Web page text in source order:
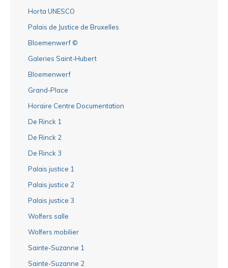
Horta UNESCO
Palais de Justice de Bruxelles
Bloemenwerf ©
Galeries Saint-Hubert
Bloemenwerf
Grand-Place
Horaire Centre Documentation
De Rinck 1
De Rinck 2
De Rinck 3
Palais justice 1
Palais justice 2
Palais justice 3
Wolfers salle
Wolfers mobilier
Sainte-Suzanne 1
Sainte-Suzanne 2